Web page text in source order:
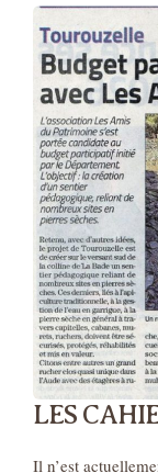
LES
Il n’est